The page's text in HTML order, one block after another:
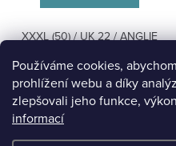
Používáme cookies,
prohlížení webu a díky
zlepšovali jeho funkce,
informací
XXXL (50) / UK 22 / ANGLIE
Kód:03/09/25/24
Velikost